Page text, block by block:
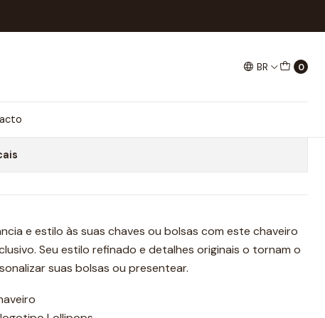
BR 0
ao Carrinho
e estilo às suas chaves ou bolsas com este chaveiro
Seu estilo refinado e detalhes originais o tornam o
suas bolsas ou presentear.